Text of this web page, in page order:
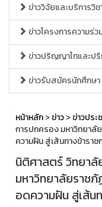
ข่าววิจัยและบริการวิช
ข่าวโครงการความร่
ข่าวปริญญาโทและป
ข่าวรับสมัครนักศึกษา
หน้าหลัก>ข่าว>ข่าวปร
การปกครอง มหาวิทยาลั
ความฝัน สู่เส้นทางข้าราช
นิติศาสตร์ วิทยาลั
มหาวิทยาลัยราช
อดความฝัน สู่เส้น